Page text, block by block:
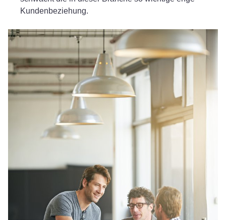
Kundenbeziehung.